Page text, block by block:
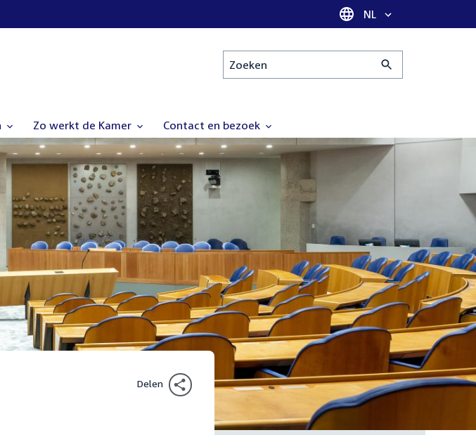
Taal selectie
NL
Zoeken
Zo werkt de Kamer Contact en bezoek
Delen